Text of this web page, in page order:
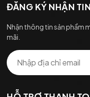
ĐĂNG KÝ NHẬN
Nhận thông tin sản phẩm
mãi.